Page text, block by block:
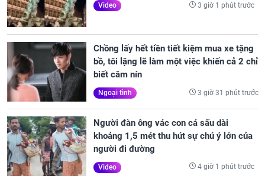
Video 3 giờ 1 phút trước
Chồng lấy hết tiền tiết kiệm mua xe tặng
bồ, tôi lặng lẽ làm một việc khiến cả 2 chỉ
biết câm nín
Ngoại tình 3 giờ 31 phút trước
Người đàn ông vác con cá sấu dài
khoảng 1,5 mét thu hút sự chú ý lớn của
người đi đường
Video 4 giờ 1 phút trước